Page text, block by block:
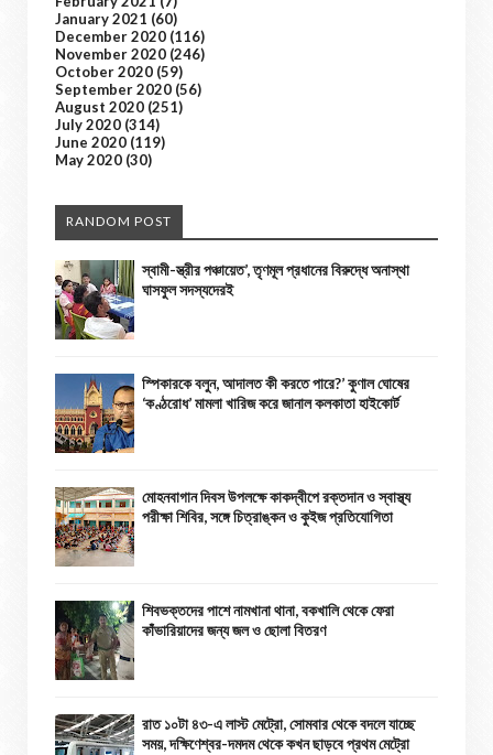
January 2021 (60)
December 2020 (116)
November 2020 (246)
October 2020 (59)
September 2020 (56)
August 2020 (251)
July 2020 (314)
June 2020 (119)
May 2020 (30)
RANDOM POST
স্বামী-স্ত্রীর পঞ্চায়েত’, তৃণমূল প্রধানের বিরুদ্ধে অনাস্থা
ঘাসফুল সদস্যদেরই
স্পিকারকে বলুন, আদালত কী করতে পারে?’ কুণাল ঘোষের
‘কণ্ঠরোধ’ মামলা খারিজ করে জানাল কলকাতা হাইকোর্ট
মোহনবাগান দিবস উপলক্ষে কাকদ্বীপে রক্তদান ও স্বাস্থ্য
পরীক্ষা শিবির, সঙ্গে চিত্রাঙ্কন ও কুইজ প্রতিযোগিতা
শিবভক্তদের পাশে নামখানা থানা, বকখালি থেকে ফেরা
কাঁভারিয়াদের জন্য জল ও ছোলা বিতরণ
রাত ১০টা ৪৩-এ লাস্ট মেট্রো, সোমবার থেকে বদলে যাচ্ছে
সময়, দক্ষিণেশ্বর-দমদম থেকে কখন ছাড়বে প্রথম মেট্রো